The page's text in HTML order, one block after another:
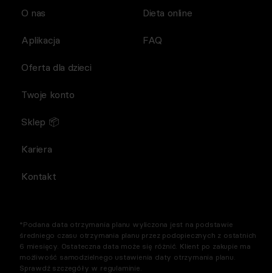
O nas
Aplikacja
Dieta online
FAQ
Oferta dla dzieci
Twoje konto
Sklep 📦
Kariera
Kontakt
*Podana data otrzymania planu wyliczona jest na podstawie
średniego czasu otrzymania planu przez podopiecznych z ostatnich
6 miesięcy. Ostateczna data może się różnić. Klient po zakupie ma
możliwość samodzielnego ustawienia daty otrzymania planu.
Sprawdź szczegóły w regulaminie.